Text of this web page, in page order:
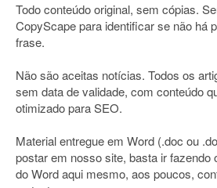
Todo conteúdo original, sem cópias.
CopyScape para identificar se não há
frase.
Não são aceitas notícias. Todos os
sem data de validade, com conteúdo
otimizado para SEO.
Material entregue em Word (.doc ou
postar em nosso site, basta ir fazendo
do Word aqui mesmo, aos poucos,